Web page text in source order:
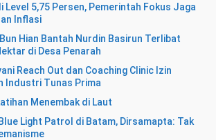
Level 5,75 Persen, Pemerintah Fokus Jaga
Inflasi
Hian Bantah Nurdin Basirun Terlibat
di Desa Penarah
Reach Out dan Coaching Clinic Izin
Industri Tunas Prima
Menembak di Laut
Light Patrol di Batam, Dirsamapta: Tak